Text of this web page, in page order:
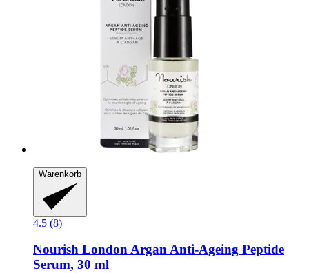
Warenkorb
4.5 (8)
Nourish LondonArgan Anti-​Ageing Peptide
Serum, 30 ml